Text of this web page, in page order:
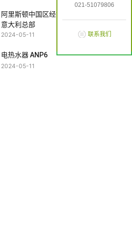
021-51079806
联系我们
阿里斯顿中国区经销商探访
意大利总部
2024-05-11
电热水器 ANP6
2024-05-11